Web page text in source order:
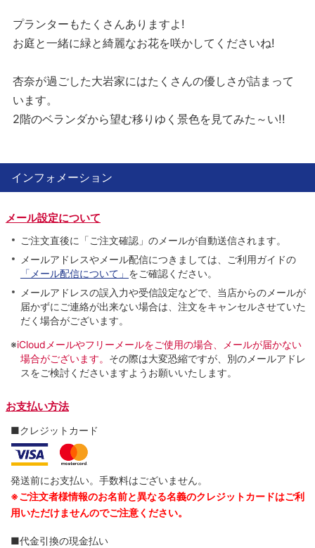
プランターもたくさんありますよ!
お庭と一緒に緑と綺麗なお花を咲かしてくださいね!
杏奈が過ごした大岩家にはたくさんの優しさが詰まって
います。
2階のベランダから望む移りゆく景色を見てみた～い!!
インフォメーション
メール設定について
ご注文直後に「ご注文確認」のメールが自動送信されます。
メールアドレスやメール配信につきましては、ご利用ガイドの
「メール配信について」 をご確認ください。
メールアドレスの誤入力や受信設定などで、当店からのメールが
届かずにご連絡が出来ない場合は、注文をキャンセルさせていた
だく場合がございます。
※iCloudメールやフリーメールをご使用の場合、メールが届かない
場合がございます。 その際は大変恐縮ですが、別のメールアドレ
スをご検討くださいますようお願いいたします。
お支払い方法
■クレジットカード
発送前にお支払い。手数料はございません。
※ご注文者様情報のお名前と異なる名義のクレジットカードはご利
用いただけませんのでご注意ください。
■代金引換の現金払い